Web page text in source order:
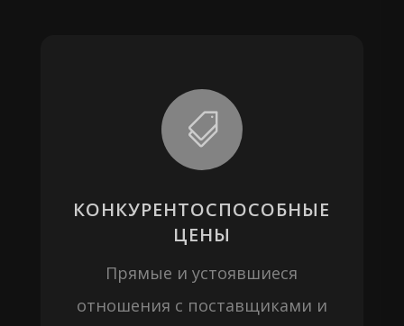

КОНКУРЕНТОСПОСОБНЫЕ
ЦЕНЫ
Прямые и устоявшиеся
отношения с поставщиками и